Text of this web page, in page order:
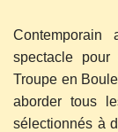
Contemporain
spectacle
Troupe en
aborder tous
sélectionnés à